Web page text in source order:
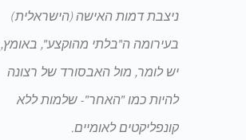
ניצבת דמות האישה (הישראלית)
בעירומה ה"בלתי מהוקצע", באומץ,
יש לומר, מול האבסורד של רצונה
להיות כמו "האחר"- שלמות ללא
קונפליקטים לאומיים.